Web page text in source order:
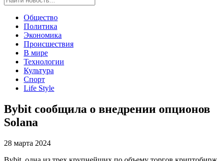
Общество
Политика
Экономика
Происшествия
В мире
Технологии
Культура
Спорт
Life Style
Bybit сообщила о внедрении опционов
Solana
28 марта 2024